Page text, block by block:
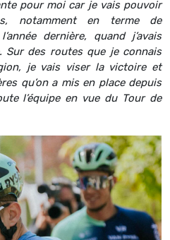
pour moi car je vais pouvoir
notamment en terme de
dernière, quand j’avais
Sur des routes que je connais
je vais viser la victoire et
qu’on a mis en place depuis
l’équipe en vue du Tour de